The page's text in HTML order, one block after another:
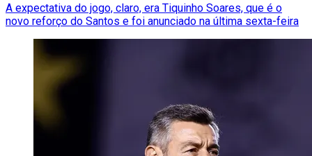
A expectativa do jogo, claro, era Tiquinho Soares, que é o
novo reforço do Santos e foi anunciado na última sexta-feira